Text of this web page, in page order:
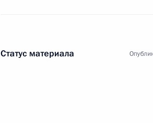
Официальный визит в
Статус материала